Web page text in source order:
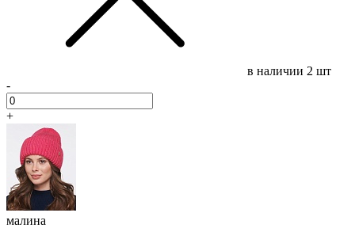
в наличии 2 шт
-
+
малина